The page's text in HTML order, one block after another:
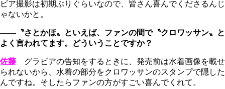
ビア撮影は初期ぶりぐらいなので、皆さん喜んでくださるんじ
ゃないかと。
――〝さとかほ〟といえば、ファンの間で〝クロワッサン〟と
よく言われてます。どういうことですか？
佐藤 グラビアの告知をするときに、発売前は水着画像を載せ
られないから、水着の部分をクロワッサンのスタンプで隠した
んですね。そしたらファンの方がすごい喜んでくれて。